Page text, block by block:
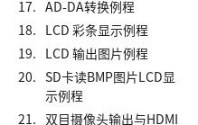
17.
AD-DA转换例程
18.
LCD 彩条显示例程
19.
LCD 输出图片例程
20.
SD卡读BMP图片LCD显
示例程
21.
双目摄像头输出与HDMI